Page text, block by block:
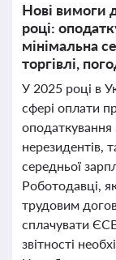
Нові вимоги
році:
мінімальна
торгівлі,
У 2025 році в
сфері оплати
оподаткування
нерезидентів,
середньої
Роботодавці,
трудовим
сплачувати
звітності